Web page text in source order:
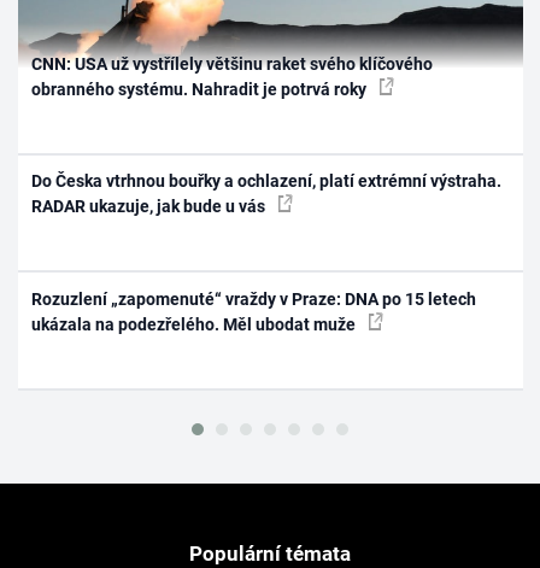
CNN: USA už vystřílely většinu raket svého klíčového
obranného systému. Nahradit je potrvá roky
Do Česka vtrhnou bouřky a ochlazení, platí extrémní výstraha.
RADAR ukazuje, jak bude u vás
Rozuzlení „zapomenuté“ vraždy v Praze: DNA po 15 letech
ukázala na podezřelého. Měl ubodat muže
Populární témata